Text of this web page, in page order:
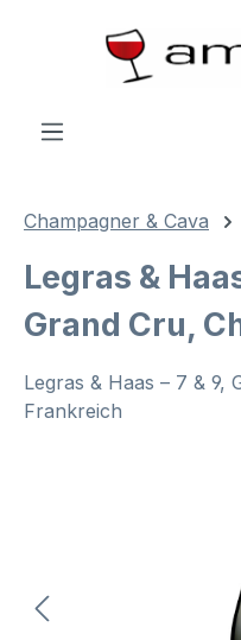
Zum Hauptinhalt springen
Champagner & Cava
Legras &
Grand Cru,
Legras & Haas – 7 & 9,
Frankreich
Bildergalerie